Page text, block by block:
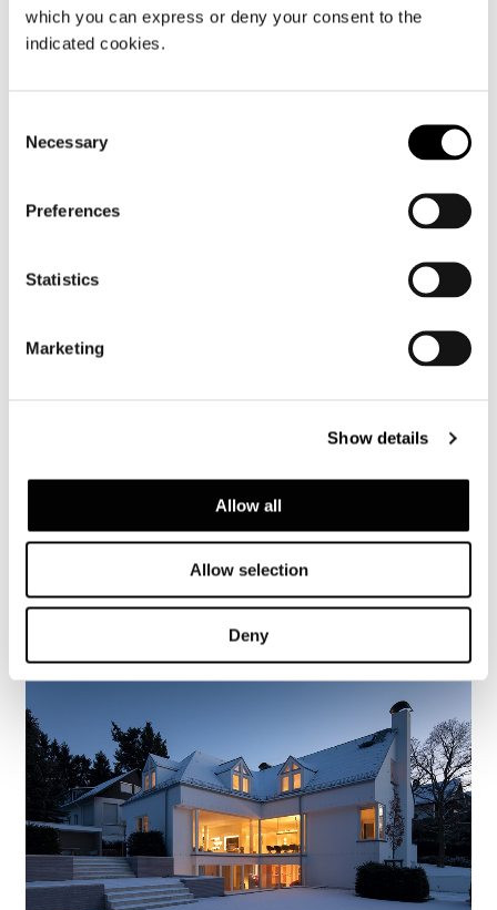
which you can express or deny your consent to the
indicated cookies.
Selection
Necessary
Preferences
Statistics
Marketing
Show details
Allow all
Allow selection
Deny
巴西，JN HOUSE
瓦伦西亚，松林之屋